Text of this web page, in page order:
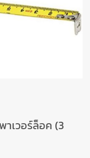
าเวอร์ล็อค (3